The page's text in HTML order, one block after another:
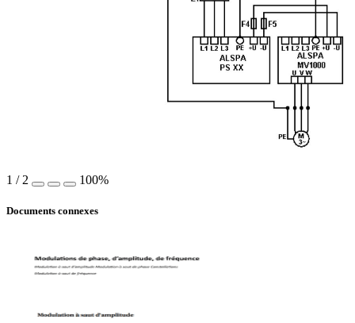
1 / 2 100%
Documents connexes